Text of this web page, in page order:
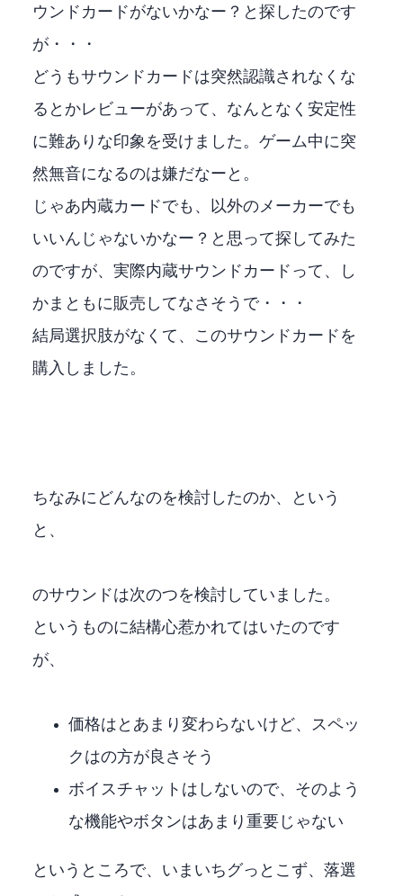
ウンドカードがないかなー？と探したのです
が・・・
どうもUSBサウンドカードは突然認識されなくな
るとかレビューがあって、なんとなく安定性
に難ありな印象を受けました。ゲーム中に突
然無音になるのは嫌だなーと。
じゃあ内蔵カードでも、Creative以外のメーカーでも
いいんじゃないかなー？と思って探してみた
のですが、実際内蔵サウンドカードって、Creativeし
かまともに販売してなさそうで・・・
結局選択肢がなくて、このサウンドカードを
購入しました。
ちなみにどんなのを検討したのか、という
と、
CreativeのUSBサウンドは次の2つを検討していました。
GC7というものに結構心惹かれてはいたのです
が、
価格はAE-5とあまり変わらないけど、スペッ
クはAE-5の方が良さそう
ボイスチャットはしないので、そのよう
な機能やボタンはあまり重要じゃない
というところで、いまいちグっとこず、落選